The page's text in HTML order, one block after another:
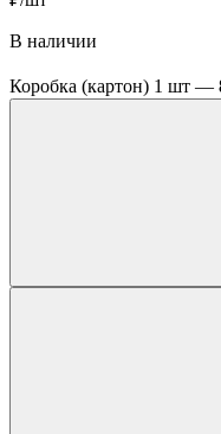
В наличии
Коробка (картон) 1 шт —